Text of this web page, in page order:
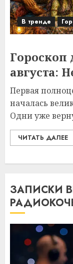
В тренде
Гороскоп
августа:
Первая
началась
Одни уже
ЧИТАТЬ ДАЛЕЕ
ЗАПИСКИ